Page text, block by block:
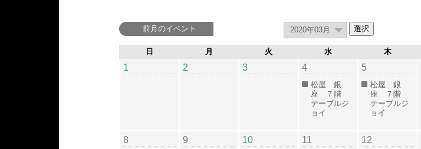
前月のイベント
日 月 火 水 木
1 2 3 4
松屋 銀
座 ７階
テーブルジ
ョイ
5
松屋 銀
座 ７階
テーブルジ
ョイ
8 9 10 11 12